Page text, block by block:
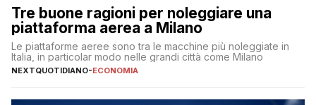
Tre buone ragioni per noleggiare una
piattaforma aerea a Milano
Le piattaforme aeree sono tra le macchine più noleggiate in
Italia, in particolar modo nelle grandi città come Milano
NEXTQUOTIDIANO-ECONOMIA